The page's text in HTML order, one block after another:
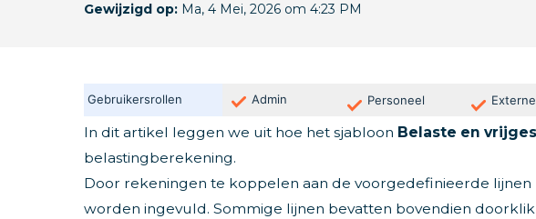
Gewijzigd op: Ma, 4 Mei, 2026 om 4:23 PM
Gebruikersrollen Admin Personeel
In dit artikel leggen we uit hoe het sjabloon Belaste en
belastingberekening.
Door rekeningen te koppelen aan de voorgedefinieerde
worden ingevuld. Sommige lijnen bevatten bovendien